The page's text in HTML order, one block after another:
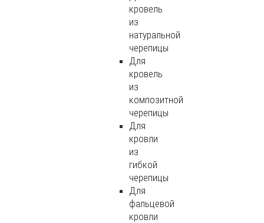
кровель
из
натуральной
черепицы
Для
кровель
из
композитной
черепицы
Для
кровли
из
гибкой
черепицы
Для
фальцевой
кровли